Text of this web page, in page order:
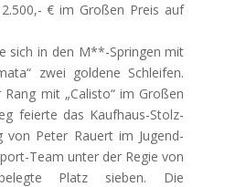
€ im Großen Preis auf
sich in den M**-Springen mit
zwei goldene Schleifen.
mit „Calisto“ im Großen
feierte das Kaufhaus-Stolz-
Peter Rauert im Jugend-
Team unter der Regie von
Platz sieben. Die